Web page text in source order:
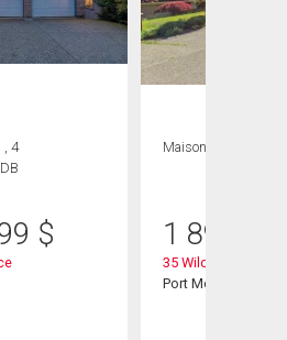
, 4
$
Maison
1 890
35 Wildwood Drive
Port Moody, BC